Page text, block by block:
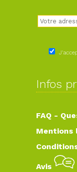
Infos
FAQ -
Mentions
Avis